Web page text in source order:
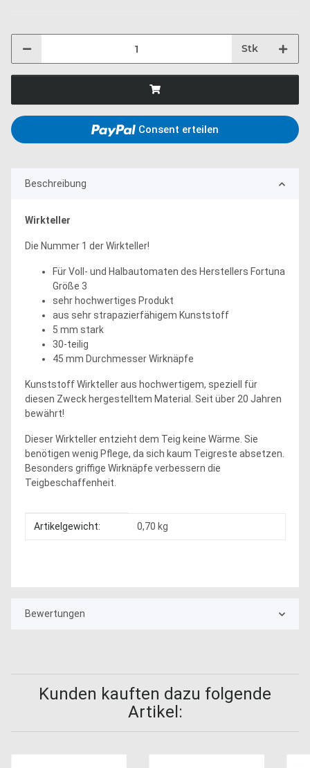
Stk
Consent erteilen
Beschreibung
Wirkteller
Die Nummer 1 der Wirkteller!
Für Voll- und Halbautomaten des Herstellers Fortuna
Größe 3
sehr hochwertiges Produkt
aus sehr strapazierfähigem Kunststoff
5 mm stark
30-teilig
45 mm Durchmesser Wirknäpfe
Kunststoff Wirkteller aus hochwertigem, speziell für
diesen Zweck hergestelltem Material. Seit über 20 Jahren
bewährt!
Dieser Wirkteller entzieht dem Teig keine Wärme. Sie
benötigen wenig Pflege, da sich kaum Teigreste absetzen.
Besonders griffige Wirknäpfe verbessern die
Teigbeschaffenheit.
Produkteigenschaft
Wert
Artikelgewicht: 0,70 kg
Bewertungen
Kunden kauften dazu folgende
Artikel: